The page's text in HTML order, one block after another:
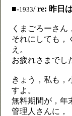
■-1933/re: 昨日
くまごろーさん
それにしても，
え。
お疲れさまでし
きょう，私も，
すよ。
無料期間が，年
管理人さんに，